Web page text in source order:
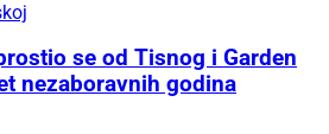
se od Tisnog i Garden
nezaboravnih godina